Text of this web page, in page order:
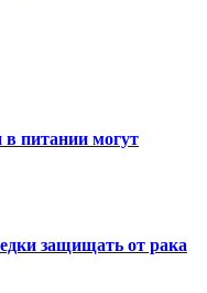
питании могут
защищать от рака